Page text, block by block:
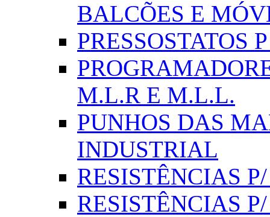
BALCÕES E
PRESSOSTATOS
M.L.R E M.L.L.
PUNHOS DAS
INDUSTRIAL
RESISTÊNCIAS
RESISTÊNCIAS